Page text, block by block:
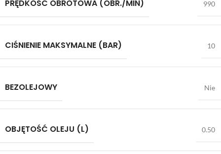
PRĘDKOŚĆ OBROTOWA (OBR./MIN) 990
CIŚNIENIE MAKSYMALNE (BAR) 10
BEZOLEJOWY Nie
OBJĘTOŚĆ OLEJU (L) 0.50